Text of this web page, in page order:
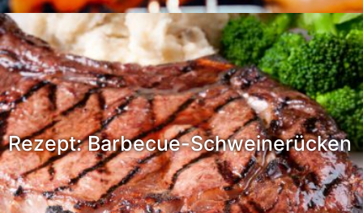
Rezept: Barbecue-Schweinerücken